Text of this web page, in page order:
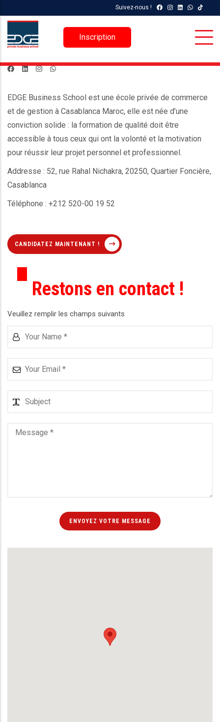
au
contenu
principal
Suivez-nous !
Inscription
EDGE Business School est une école privée de commerce
et de gestion à Casablanca Maroc, elle est née d’une
conviction solide : la formation de qualité doit être
accessible à tous ceux qui ont la volonté et la motivation
pour réussir leur projet personnel et professionnel.
Addresse : 52, rue Rahal Nichakra, 20250, Quartier Foncière,
Casablanca
Téléphone : +212 520-00 19 52
CANDIDATEZ MAINTENANT !
Restons en contact !
Veuillez remplir les champs suivants
Your
Name
Your
Email
Subject
Message